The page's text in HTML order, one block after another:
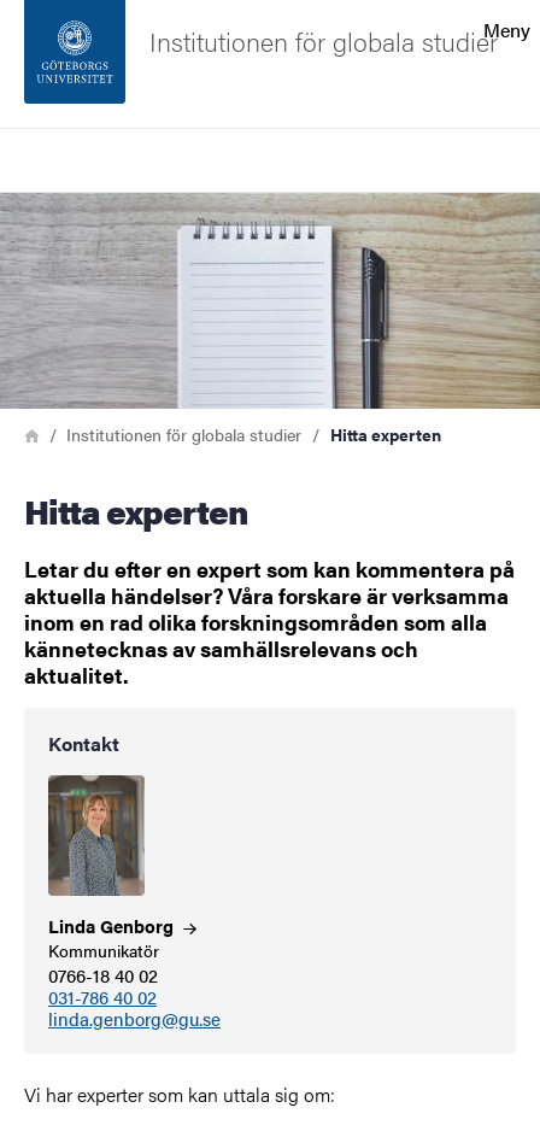
Sidfoten
Om webbplatsen
Meny
Institutionen för globala studier
Bild
Länkstig
HemInstitutionen för globala studier Hitta experten
Hitta experten
Letar du efter en expert som kan kommentera på
aktuella händelser? Våra forskare är verksamma
inom en rad olika forskningsområden som alla
kännetecknas av samhällsrelevans och
aktualitet.
Kontakt
LindaGenborg
Kommunikatör
0766-18 40 02
031-786 40 02
linda.genborg@gu.se
Vi har experter som kan uttala sig om: